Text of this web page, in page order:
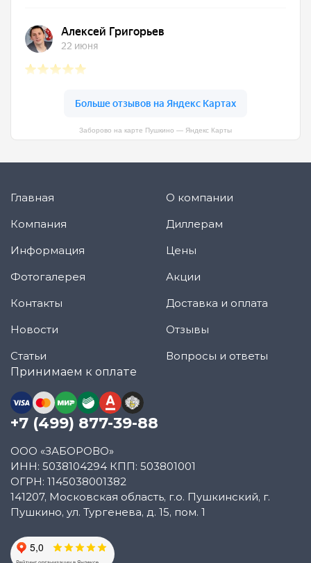
Заборово на карте Пушкино — Яндекс Карты
Главная
Компания
Информация
Фотогалерея
Контакты
Новости
Статьи
О компании
Диллерам
Цены
Акции
Доставка и оплата
Отзывы
Вопросы и ответы
Принимаем к оплате
+7 (499) 877-39-88
ООО «ЗАБОРОВО»
ИНН: 5038104294 КПП: 503801001
ОГРН: 1145038001382
141207, Московская область, г.о. Пушкинский, г.
Пушкино, ул. Тургенева, д. 15, пом. 1